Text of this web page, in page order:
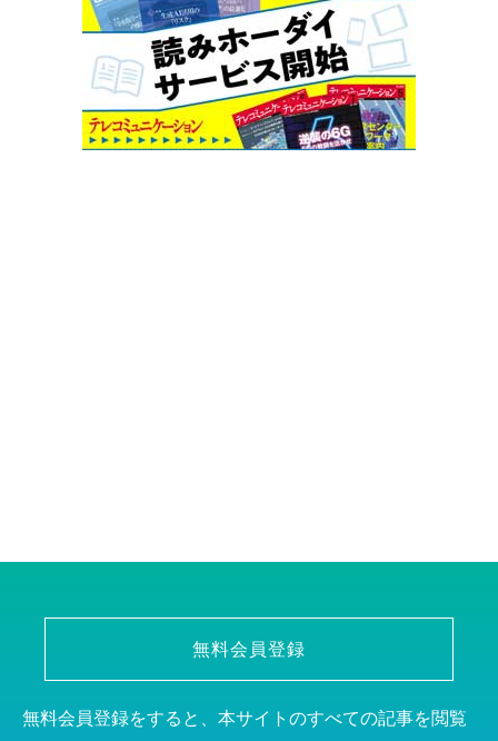
無料会員登録
無料会員登録をすると、本サイトのすべての記事を閲覧